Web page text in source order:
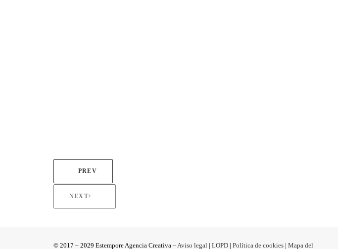
PREV
NEXT
© 2017 – 2029 Estempore Agencia Creativa –Aviso legal | LOPD | Política de cookies | Mapa del